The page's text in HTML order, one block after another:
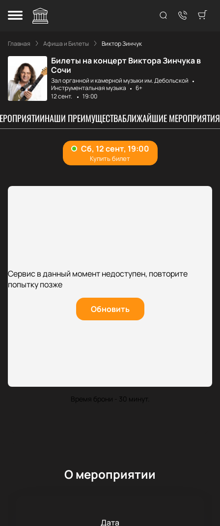
Главная Афиша и Билеты Виктор Зинчук
Билеты на концерт Виктора Зинчука в
Сочи
Зал органной и камерной музыки им. Дебольской
Инструментальная музыка
6+
12 сент.
19:00
НАШИ ПРЕИМУЩЕСТВАБЛИЖАЙШИЕ МЕРОПРИЯТИЯ
Сервис в данный момент недоступен, повторите
попытку позже
Обновить
Время брони - 30 минут.
О мероприятии
Дата